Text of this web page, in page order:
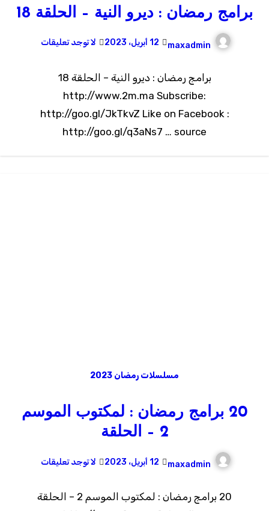
برامج رمضان : ديرو النية – الحلقة 18
maxadmin 12 أبريل، 2023 لا توجد تعليقات
برامج رمضان : ديرو النية – الحلقة 18
http://www.2m.ma Subscribe:
http://goo.gl/JkTkvZ Like on Facebook :
http://goo.gl/q3aNs7 … source
مسلسلات رمضان 2023
20 برامج رمضان : لمكتوب الموسم
2 – الحلقة
maxadmin 12 أبريل، 2023 لا توجد تعليقات
20 برامج رمضان : لمكتوب الموسم 2 – الحلقة